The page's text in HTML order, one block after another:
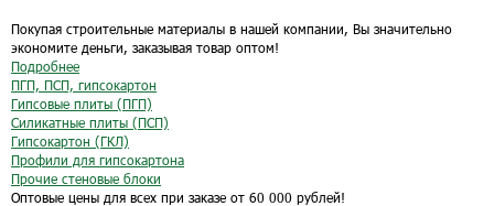
Покупая строительные материалы в нашей компании, Вы значительно
экономите деньги, заказывая товар оптом!
Подробнее
ПГП, ПСП, гипсокартон
Гипсовые плиты (ПГП)
Силикатные плиты (ПСП)
Гипсокартон (ГКЛ)
Профили для гипсокартона
Прочие стеновые блоки
Оптовые цены для всех при заказе от 60 000 рублей!